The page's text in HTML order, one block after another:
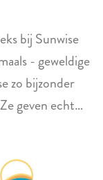
en
te zijn.
zelfs met de
verblijf.
bij Sunwise
- geweldige
zo bijzonder
geven echt